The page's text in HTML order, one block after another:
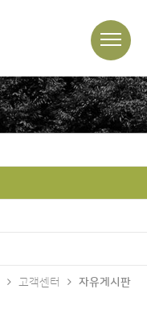
고객센터 자유게시판